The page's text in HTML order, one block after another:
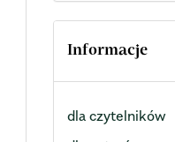
Informacje
dla czytelników